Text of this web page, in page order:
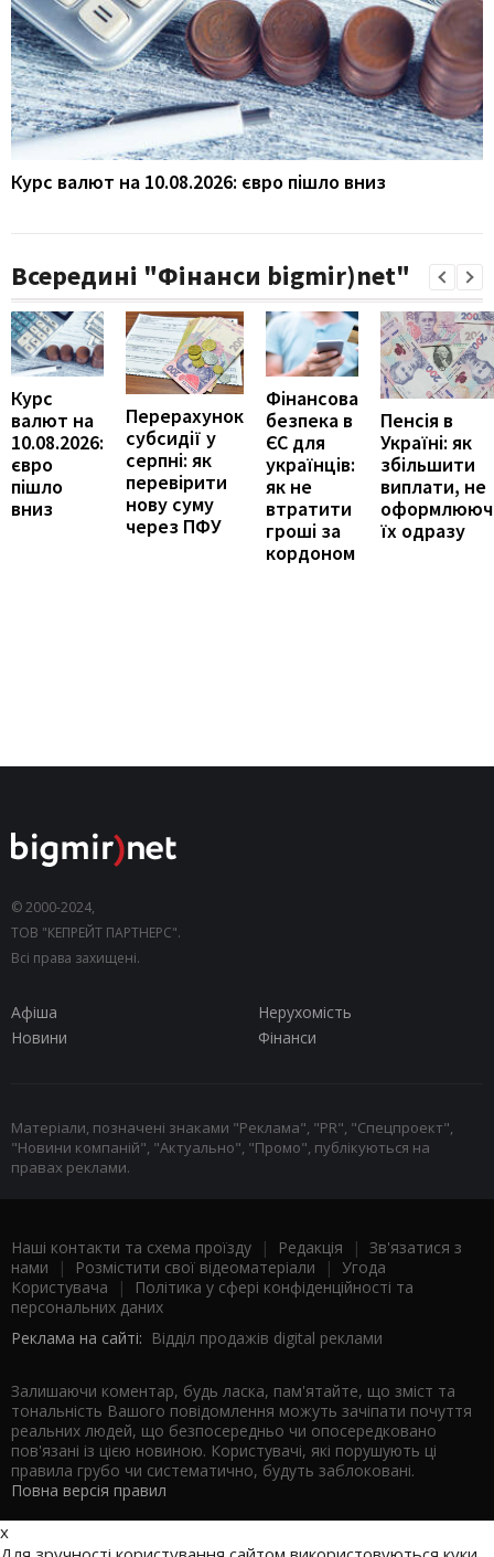
Курс валют на 10.08.2026: євро пішло вниз
Всередині "Фінанси bigmir)net"
Курс
валют на
10.08.2026:
євро
пішло
вниз
Перерахунок
субсидії у
серпні: як
перевірити
нову суму
через ПФУ
Фінансова
безпека в
ЄС для
українців:
як не
втратити
гроші за
кордоном
Пенсія в
Україні: як
збільшити
виплати, не
їх одразу
© 2000-2024,
ТОВ "КЕПРЕЙТ ПАРТНЕРС".
Всі права захищені.
Афіша
Нерухомість
Новини
Фінанси
Матеріали, позначені знаками "Реклама", "PR", "Спецпроект",
"Новини компаній", "Актуально", "Промо", публікуються на
правах реклами.
Наші контакти та схема проїзду | Редакція | Зв'язатися з
нами | Розмістити свої відеоматеріали | Угода
Користувача |
Політика у сфері конфіденційності та
персональних даних
Реклама на сайті: Відділ продажів digital реклами
Залишаючи коментар, будь ласка, пам'ятайте, що зміст та
тональність Вашого повідомлення можуть зачіпати почуття
реальних людей, що безпосередньо чи опосередковано
пов'язані із цією новиною. Користувачі, які порушують ці
правила грубо чи систематично, будуть заблоковані.
Повна версія правил
x